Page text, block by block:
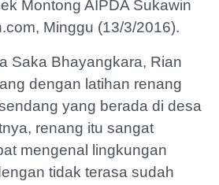
Montong AIPDA Sukawin
Minggu (13/3/2016).
Saka Bhayangkara, Rian
dengan latihan renang
yang berada di desa
renang itu sangat
mengenal lingkungan
tidak terasa sudah